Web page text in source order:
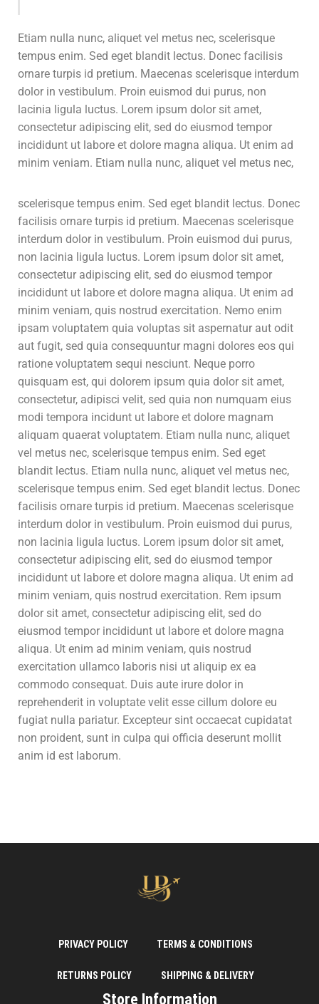
Etiam nulla nunc, aliquet vel metus nec, scelerisque
tempus enim. Sed eget blandit lectus. Donec facilisis
ornare turpis id pretium. Maecenas scelerisque interdum
dolor in vestibulum. Proin euismod dui purus, non
lacinia ligula luctus. Lorem ipsum dolor sit amet,
consectetur adipiscing elit, sed do eiusmod tempor
incididunt ut labore et dolore magna aliqua. Ut enim ad
minim veniam. Etiam nulla nunc, aliquet vel metus nec,
scelerisque tempus enim. Sed eget blandit lectus. Donec
facilisis ornare turpis id pretium. Maecenas scelerisque
interdum dolor in vestibulum. Proin euismod dui purus,
non lacinia ligula luctus. Lorem ipsum dolor sit amet,
consectetur adipiscing elit, sed do eiusmod tempor
incididunt ut labore et dolore magna aliqua. Ut enim ad
minim veniam, quis nostrud exercitation. Nemo enim
ipsam voluptatem quia voluptas sit aspernatur aut odit
aut fugit, sed quia consequuntur magni dolores eos qui
ratione voluptatem sequi nesciunt. Neque porro
quisquam est, qui dolorem ipsum quia dolor sit amet,
consectetur, adipisci velit, sed quia non numquam eius
modi tempora incidunt ut labore et dolore magnam
aliquam quaerat voluptatem. Etiam nulla nunc, aliquet
vel metus nec, scelerisque tempus enim. Sed eget
blandit lectus. Etiam nulla nunc, aliquet vel metus nec,
scelerisque tempus enim. Sed eget blandit lectus. Donec
facilisis ornare turpis id pretium. Maecenas scelerisque
interdum dolor in vestibulum. Proin euismod dui purus,
non lacinia ligula luctus. Lorem ipsum dolor sit amet,
consectetur adipiscing elit, sed do eiusmod tempor
incididunt ut labore et dolore magna aliqua. Ut enim ad
minim veniam, quis nostrud exercitation. Rem ipsum
dolor sit amet, consectetur adipiscing elit, sed do
eiusmod tempor incididunt ut labore et dolore magna
aliqua. Ut enim ad minim veniam, quis nostrud
exercitation ullamco laboris nisi ut aliquip ex ea
commodo consequat. Duis aute irure dolor in
reprehenderit in voluptate velit esse cillum dolore eu
fugiat nulla pariatur. Excepteur sint occaecat cupidatat
non proident, sunt in culpa qui officia deserunt mollit
anim id est laborum.
PRIVACY POLICY TERMS & CONDITIONS
RETURNS POLICY SHIPPING & DELIVERY
Store Information